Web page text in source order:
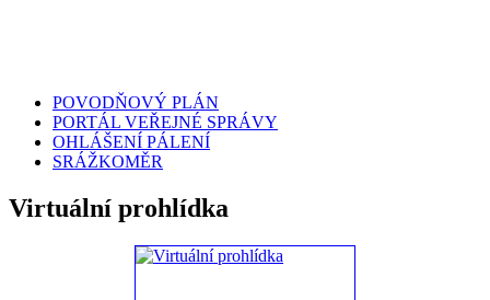
POVODŇOVÝ PLÁN
PORTÁL VEŘEJNÉ SPRÁVY
OHLÁŠENÍ PÁLENÍ
SRÁŽKOMĚR
Virtuální prohlídka